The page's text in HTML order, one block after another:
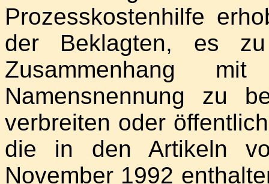
Prozesskostenhilfe
der Beklagten, es
Zusammenhang
Namensnennung zu
verbreiten oder
die in den Artikeln
November 1992